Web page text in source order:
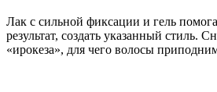
Лак с сильной фиксации и гель
результат, создать указанный стиль.
«ирокеза», для чего волосы